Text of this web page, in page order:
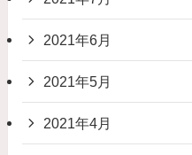
2021年6月
2021年5月
2021年4月